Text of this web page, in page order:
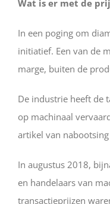
Wat is er met de
In een poging om
initiatief. Een van de
marge, buiten de
De industrie heeft de
op machinaal
artikel van
In augustus 2018,
en handelaars van
transactieprijzen